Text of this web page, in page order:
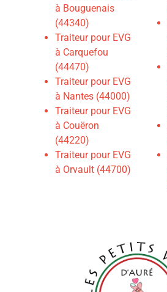
à Bouguenais
(44340)
Traiteur pour EVG
à Carquefou
(44470)
Traiteur pour EVG
à Nantes (44000)
Traiteur pour EVG
à Couëron
(44220)
Traiteur pour EVG
à Orvault (44700)